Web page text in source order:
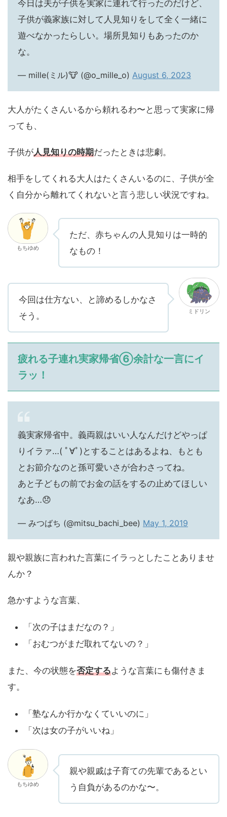
今日は夫が子供を実家に連れて行ったのだけど、
子供が義家族に対して人見知りをして全く一緒に
遊べなかったらしい。場所見知りもあったのか
な。
— mille(ミル)🐮 (@o_mille_o) August 6, 2023
大人がたくさんいるから頼れるわ〜と思って実家に帰
っても、
子供が人見知りの時期だったときは悲劇。
相手をしてくれる大人はたくさんいるのに、子供が全
く自分から離れてくれないと言う悲しい状況ですね。
もちゆめ
ただ、赤ちゃんの人見知りは一時的
なもの！
今回は仕方ない、と諦めるしかなさ
そう。
ミドリン
疲れる子連れ実家帰省⑥余計な一言にイ
ラッ！
義実家帰省中。義両親はいい人なんだけどやっぱ
りイラァ…( ﾟ∀ﾟ)とすることはあるよね、もとも
とお節介なのと孫可愛いさが合わさってね。
あと子どもの前でお金の話をするの止めてほしい
なあ…😞
— みつばち (@mitsu_bachi_bee) May 1, 2019
親や親族に言われた言葉にイラっとしたことありませ
んか？
急かすような言葉、
「次の子はまだなの？」
「おむつがまだ取れてないの？」
また、今の状態を否定するような言葉にも傷付きま
す。
「塾なんか行かなくていいのに」
「次は女の子がいいね」
もちゆめ
親や親戚は子育ての先輩であるとい
う自負があるのかな〜。